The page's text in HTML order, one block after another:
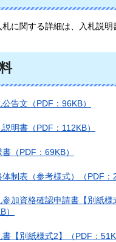
に関する詳細は、入札説明
公告文（PDF：96KB）
説明書（PDF：112KB）
（PDF：69KB）
体制表（参考様式）（PDF：
参加資格確認申請書【別紙様
）
書【別紙様式2】（PDF：